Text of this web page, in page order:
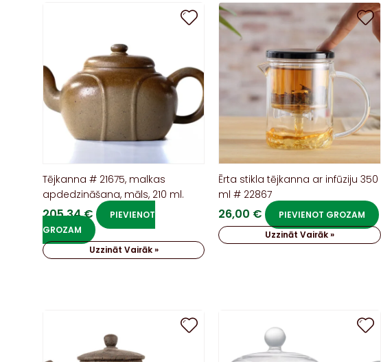
Tējkanna # 21675, malkas
apdedzināšana, māls, 210 ml.
205,34€
PIEVIENOT
GROZAM
Uzzināt Vairāk »
Ērta stikla tējkanna ar infūziju 350
ml # 22867
26,00 €
PIEVIENOT GROZAM
Uzzināt Vairāk »